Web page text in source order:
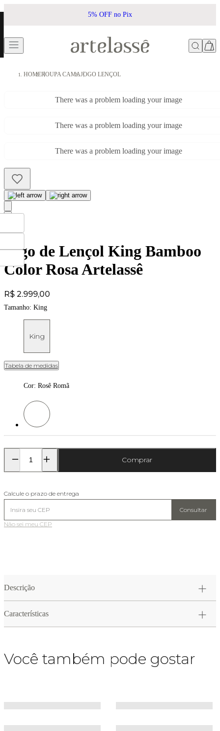
5% OFF no Pix
HOMEROUPA CAMAJOGO LENÇOL
There was a problem loading your image
There was a problem loading your image
There was a problem loading your image
Jogo de Lençol King Bamboo
Color Rosa Artelassê
Price:
R$ 2.999,00
Tamanho: King
King
Tabela de medidas
Cor: Rosê Romã
Cor: Rosê Romã
Comprar
Calcule o prazo de entrega
Consultar
Não sei meu CEP
Descrição
Características
Você também pode gostar